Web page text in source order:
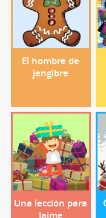
El hombre de
jengibre
Una lección para
Jaime